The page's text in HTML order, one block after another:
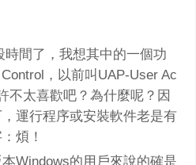
間了，我想其中的一個功
，以前叫UAP-User Ac
不太喜歡吧？為什麼呢？因
運行程序或安裝軟件老是有
煩！
Windows的用戶來說的確是